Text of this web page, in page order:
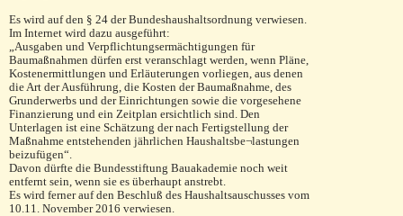
Es wird auf den § 24 der Bundeshaushaltsordnung verwiesen.
Im Internet wird dazu ausgeführt:
„Ausgaben und Verpflichtungsermächtigungen für
Baumaßnahmen dürfen erst veranschlagt werden, wenn Pläne,
Kostenermittlungen und Erläuterungen vorliegen, aus denen
die Art der Ausführung, die Kosten der Baumaßnahme, des
Grunderwerbs und der Einrichtungen sowie die vorgesehene
Finanzierung und ein Zeitplan ersichtlich sind. Den
Unterlagen ist eine Schätzung der nach Fertigstellung der
Maßnahme entstehenden jährlichen Haushaltsbe¬lastungen
beizufügen“.
Davon dürfte die Bundesstiftung Bauakademie noch weit
entfernt sein, wenn sie es überhaupt anstrebt.
Es wird ferner auf den Beschluß des Haushaltsauschusses vom
10.11. November 2016 verwiesen.